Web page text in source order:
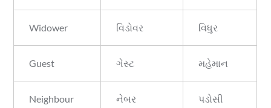
Widower વિડોવર વિધુર
Guest ગેસ્ટ મહેમાન
Neighbour નેબર પડોસી